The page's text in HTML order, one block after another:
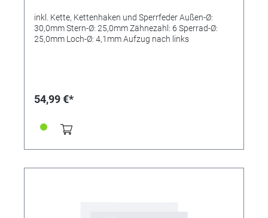
inkl. Kette, Kettenhaken und Sperrfeder Außen-Ø:
30,0mm Stern-Ø: 25,0mm Zähnezahl: 6 Sperrad-Ø:
25,0mm Loch-Ø: 4,1mm Aufzug nach links
54,99 €*